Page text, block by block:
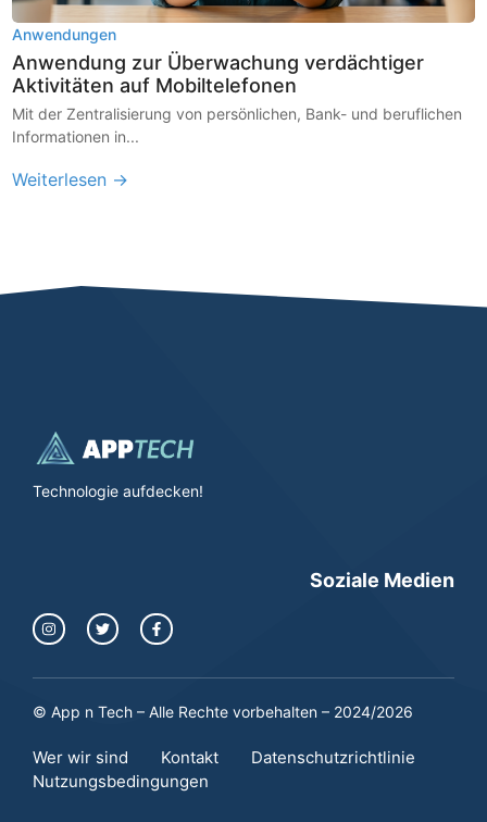
Anwendungen
Anwendung zur Überwachung verdächtiger
Aktivitäten auf Mobiltelefonen
Mit der Zentralisierung von persönlichen, Bank- und beruflichen
Informationen in...
Weiterlesen →
Technologie aufdecken!
Soziale Medien
© App n Tech – Alle Rechte vorbehalten – 2024/2026
Wer wir sind Kontakt
Datenschutzrichtlinie
Nutzungsbedingungen